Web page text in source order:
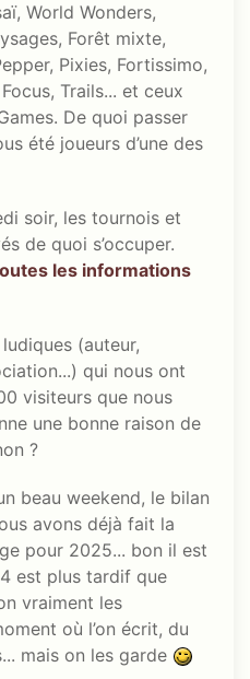
World Wonders,
Forêt mixte,
Pixies, Fortissimo,
Trails... et ceux
De quoi passer
été joueurs d’une des
soir, les tournois et
de quoi s’occuper.
les informations
(auteur,
qui nous ont
visiteurs que nous
une bonne raison de
?
beau weekend, le bilan
avons déjà fait la
pour 2025... bon il est
est plus tardif que
vraiment les
où l’on écrit, du
mais on les garde